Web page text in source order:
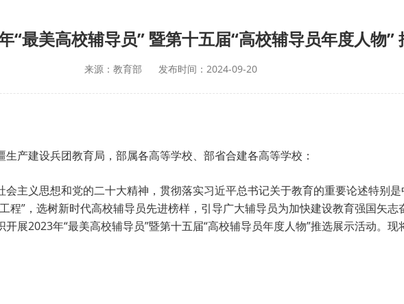
“最美高校辅导员” 暨第十五届“高校辅导员年度人物”
来源：教育部 发布时间：2024-09-20
产建设兵团教育局，部属各高等学校、部省合建各高等学校：
主义思想和党的二十大精神，贯彻落实习近平总书记关于教育的重要论述特别
程”，选树新时代高校辅导员先进榜样，引导广大辅导员为加快建设教育强国矢
展2023年“最美高校辅导员”暨第十五届“高校辅导员年度人物”推选展示活动。现